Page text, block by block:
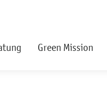
Green Mission